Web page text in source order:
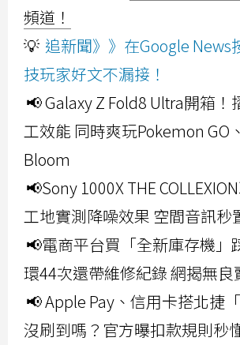
頻道！
💡 追新聞》》在Google News
技玩家好文不漏接！
📢 Galaxy Z Fold8 Ultra開箱！
工效能 同時爽玩Pokemon GO
Bloom
📢Sony 1000X THE
工地實測降噪效果 空間音訊秒
📢電商平台買「全新庫存機」
環44次還帶維修紀錄 網揭無良
📢 Apple Pay、信用卡搭北捷
沒刷到嗎？官方曝扣款規則秒